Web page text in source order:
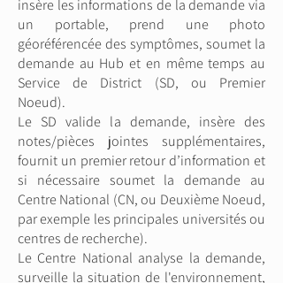
insère les informations de la demande via
un portable, prend une photo
géoréférencée des symptômes, soumet la
demande au Hub et en même temps au
Service de District (SD, ou Premier
Noeud).
Le SD valide la demande, insère des
notes/pièces jointes supplémentaires,
fournit un premier retour d’information et
si nécessaire soumet la demande au
Centre National (CN, ou Deuxième Noeud,
par exemple les principales universités ou
centres de recherche).
Le Centre National analyse la demande,
surveille la situation de l'environnement,